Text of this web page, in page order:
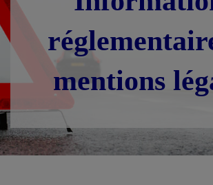
mentions